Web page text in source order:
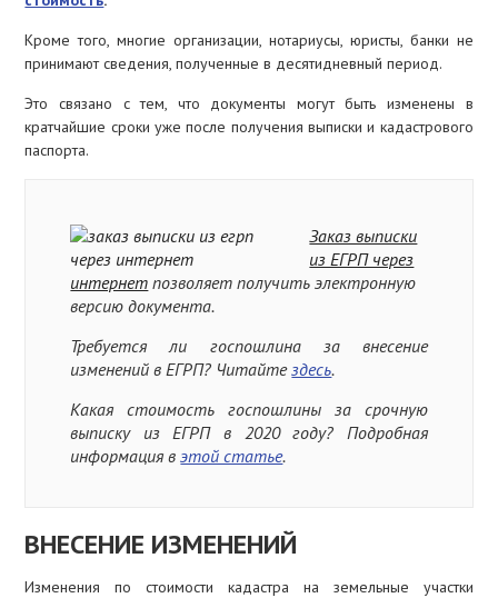
Кроме того, многие организации, нотариусы, юристы, банки не
принимают сведения, полученные в десятидневный период.
Это связано с тем, что документы могут быть изменены в
кратчайшие сроки уже после получения выписки и кадастрового
паспорта.
Заказ выписки
из ЕГРП через
интернет позволяет получить электронную
версию документа.
Требуется ли госпошлина за внесение
изменений в ЕГРП? Читайтездесь.
Какая стоимость госпошлины за срочную
выписку из ЕГРП в 2020 году? Подробная
информация вэтой статье.
ВНЕСЕНИЕ ИЗМЕНЕНИЙ
Изменения по стоимости кадастра на земельные участки